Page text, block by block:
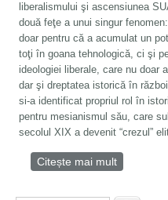
liberalismului şi ascensiunea
două feţe a unui singur
doar pentru că a acumulat un
toţi în goana tehnologică, ci şi
ideologiei liberale, care nu doar
dar şi dreptatea istorică în
si-a identificat propriul rol în
pentru mesianismul său, care
secolul XIX a devenit “crezul”
Citește mai mult